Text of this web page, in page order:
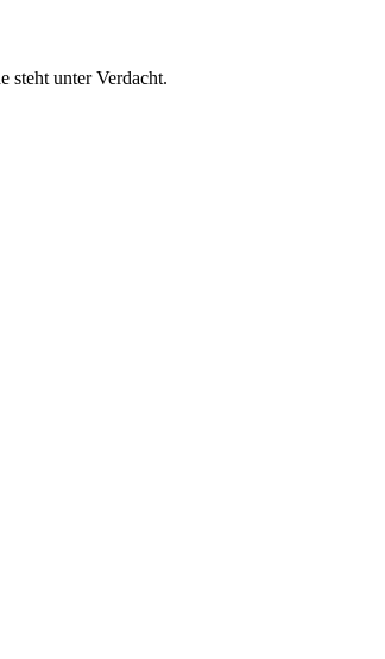
steht unter Verdacht.